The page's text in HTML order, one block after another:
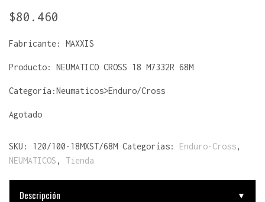
$80.460
Fabricante: MAXXIS
Producto: NEUMATICO CROSS 18 M7332R 68M
Categoría:Neumaticos>Enduro/Cross
Agotado
SKU: 120/100-18MXST/68M Categorías: Enduro-Cross,
NEUMATICOS , Tienda
Descripción ▼